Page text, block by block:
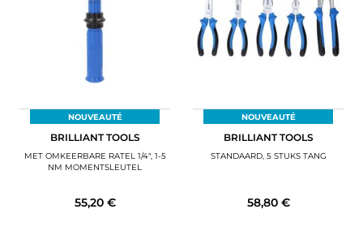
NOUVEAUTÉ
BRILLIANT TOOLS
MET OMKEERBARE RATEL 1/4", 1-5
NM MOMENTSLEUTEL
55,20 €
NOUVEAUTÉ
BRILLIANT TOOLS
STANDAARD, 5 STUKS TANG
58,80 €